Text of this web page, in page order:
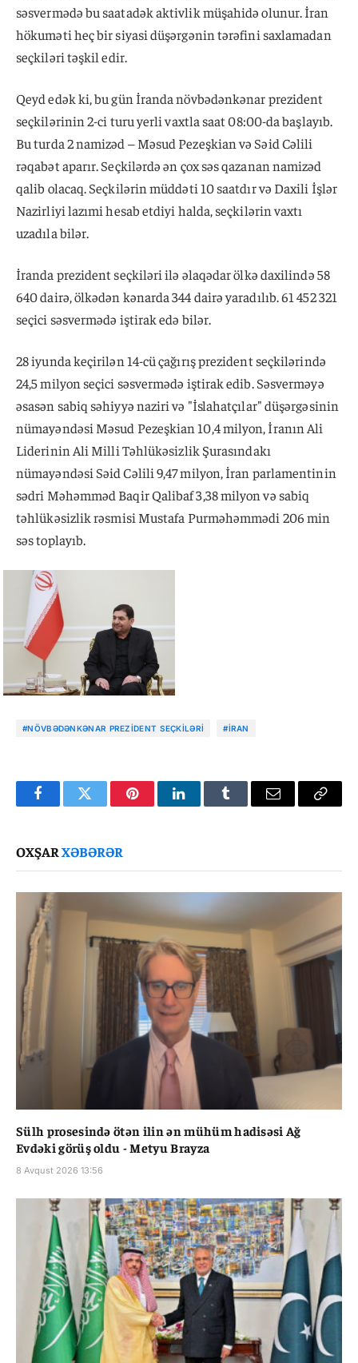
səsvermədə bu saatadək aktivlik müşahidə olunur. İran
hökuməti heç bir siyasi düşərgənin tərəfini saxlamadan
seçkiləri təşkil edir.
Qeyd edək ki, bu gün İranda növbədənkənar prezident
seçkilərinin 2-ci turu yerli vaxtla saat 08:00-da başlayıb.
Bu turda 2 namizəd – Məsud Pezeşkian və Səid Cəlili
rəqabət aparır. Seçkilərdə ən çox səs qazanan namizəd
qalib olacaq. Seçkilərin müddəti 10 saatdır və Daxili İşlər
Nazirliyi lazımi hesab etdiyi halda, seçkilərin vaxtı
uzadıla bilər.
İranda prezident seçkiləri ilə əlaqədar ölkə daxilində 58
640 dairə, ölkədən kənarda 344 dairə yaradılıb. 61 452 321
seçici səsvermədə iştirak edə bilər.
28 iyunda keçirilən 14-cü çağırış prezident seçkilərində
24,5 milyon seçici səsvermədə iştirak edib. Səsverməyə
əsasən sabiq səhiyyə naziri və "İslahatçılar" düşərgəsinin
nümayəndəsi Məsud Pezeşkian 10,4 milyon, İranın Ali
Liderinin Ali Milli Təhlükəsizlik Şurasındakı
nümayəndəsi Səid Cəlili 9,47 milyon, İran parlamentinin
sədri Məhəmməd Baqir Qalibaf 3,38 milyon və sabiq
təhlükəsizlik rəsmisi Mustafa Purməhəmmədi 206 min
səs toplayıb.
#NÖVBƏDƏNKƏNAR PREZIDENT SEÇKILƏRI #IRAN
FacebookTwitter PinterestLinkedInTumblr Email
Copy
OXŞARXƏBƏRƏR
Sülh prosesində ötən ilin ən mühüm hadisəsi Ağ
Evdəki görüş oldu - Metyu Brayza
8 Avqust 2026 13:56